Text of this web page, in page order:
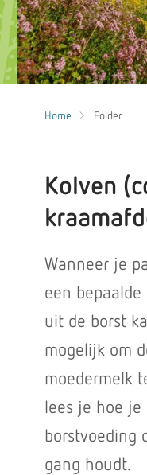
Home Folder
Kolven
Wanneer je
een
uit de borst
mogelijk om
moedermelk
lees je hoe
borstvoeding
gang houdt.